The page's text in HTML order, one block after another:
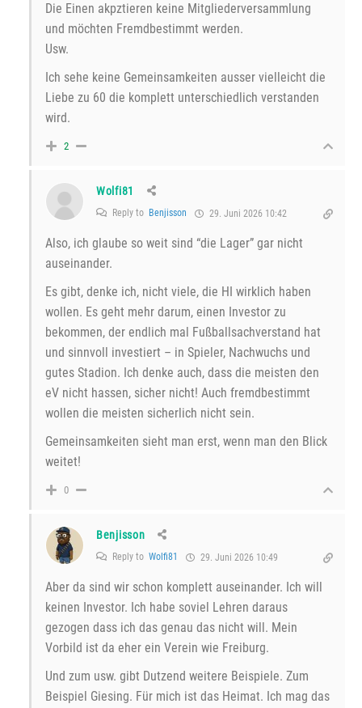
Die Einen akpztieren keine Mitgliederversammlung
und möchten Fremdbestimmt werden.
Usw.
Ich sehe keine Gemeinsamkeiten ausser vielleicht die
Liebe zu 60 die komplett unterschiedlich verstanden
wird.
2
Wolfi81
Reply to Benjisson 29. Juni 2026 10:42
Also, ich glaube so weit sind “die Lager” gar nicht
auseinander.
Es gibt, denke ich, nicht viele, die HI wirklich haben
wollen. Es geht mehr darum, einen Investor zu
bekommen, der endlich mal Fußballsachverstand hat
und sinnvoll investiert – in Spieler, Nachwuchs und
gutes Stadion. Ich denke auch, dass die meisten den
eV nicht hassen, sicher nicht! Auch fremdbestimmt
wollen die meisten sicherlich nicht sein.
Gemeinsamkeiten sieht man erst, wenn man den Blick
weitet!
0
Benjisson
Reply to Wolfi81 29. Juni 2026 10:49
Aber da sind wir schon komplett auseinander. Ich will
keinen Investor. Ich habe soviel Lehren daraus
gezogen dass ich das genau das nicht will. Mein
Vorbild ist da eher ein Verein wie Freiburg.
Und zum usw. gibt Dutzend weitere Beispiele. Zum
Beispiel Giesing. Für mich ist das Heimat. Ich mag das